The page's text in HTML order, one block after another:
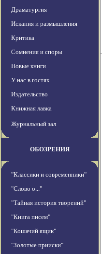
Драматургия
Искания и размышления
Критика
Сомнения и споры
Новые книги
У нас в гостях
Издательство
Книжная лавка
Журнальный зал
ОБОЗРЕНИЯ
"Классики и современники"
"Слово о..."
"Тайная история творений"
"Книга писем"
"Кошачий ящик"
"Золотые прииски"